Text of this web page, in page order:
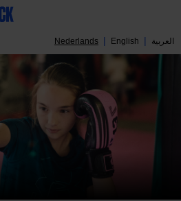
Nederlands English العربية